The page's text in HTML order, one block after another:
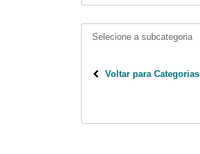
Selecione a subcategoria
Voltar para Categorias